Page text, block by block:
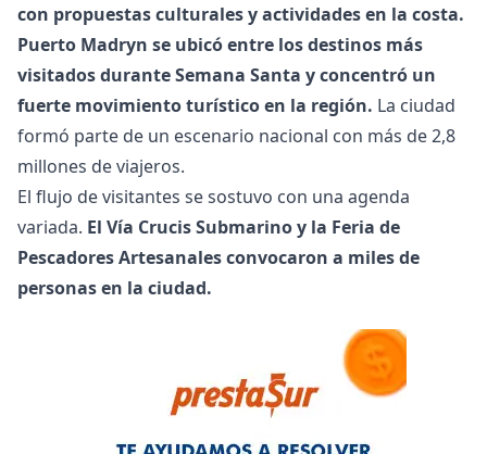
con propuestas culturales y actividades en la costa.
Puerto Madryn se ubicó entre los destinos más
visitados durante Semana Santa y concentró un
fuerte movimiento turístico en la región. La ciudad
formó parte de un escenario nacional con más de 2,8
millones de viajeros.
El flujo de visitantes se sostuvo con una agenda
variada. El Vía Crucis Submarino y la Feria de
Pescadores Artesanales convocaron a miles de
personas en la ciudad.